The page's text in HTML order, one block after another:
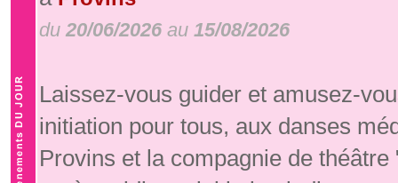
du 20/06/2026 au 15/08/2026
Laissez-vous guider et amusez-
initiation pour tous, aux danses
Provins et la compagnie de